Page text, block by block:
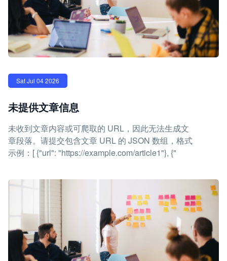
Sat Jul 04 2026
未提供文章信息
未收到文章内容或可爬取的 URL，因此无法生成文
章段落。请提交包含文章 URL 的 JSON 数组，格式
示例：[ {"url": "https://example.com/article1"}, {"